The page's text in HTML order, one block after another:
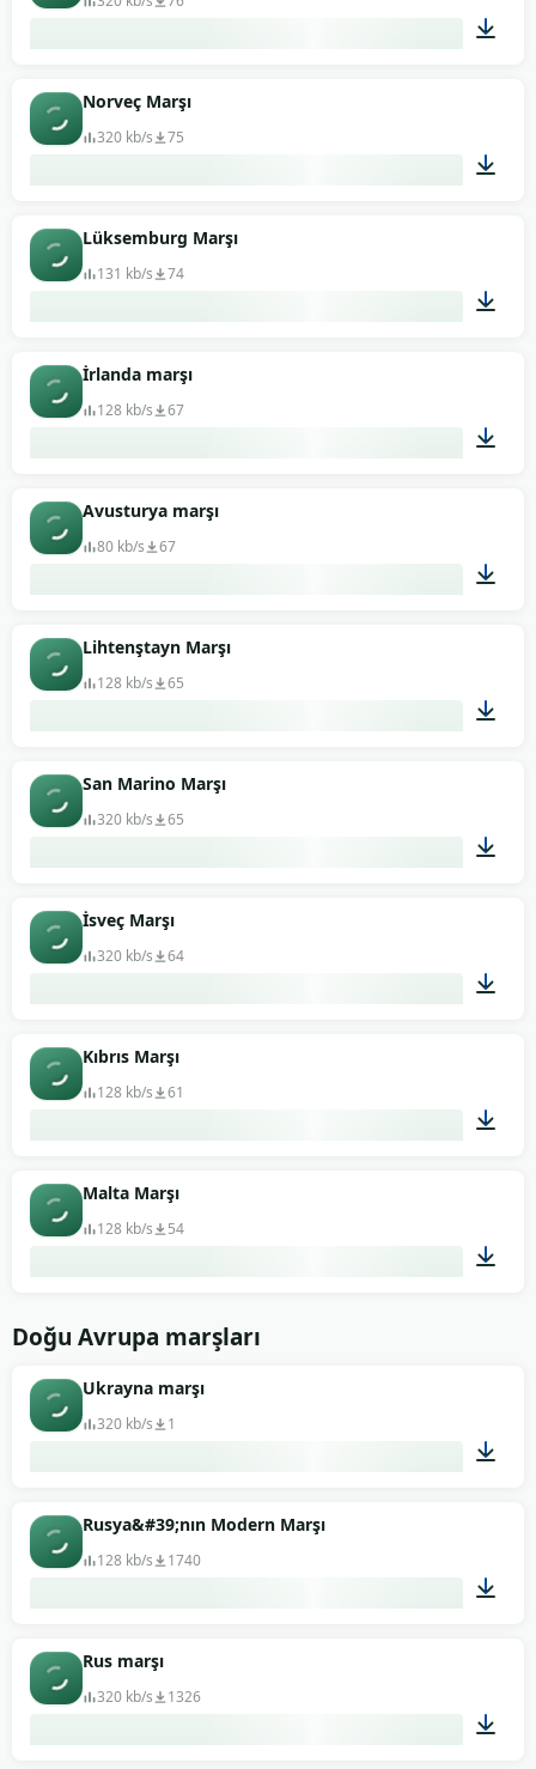
Norveç Marşı
320 kb/s 75
Lüksemburg Marşı
131 kb/s 74
İrlanda marşı
128 kb/s 67
Avusturya marşı
80 kb/s 67
Lihtenştayn Marşı
128 kb/s 65
San Marino Marşı
320 kb/s 65
İsveç Marşı
320 kb/s 64
Kıbrıs Marşı
128 kb/s 61
Malta Marşı
128 kb/s 54
Doğu Avrupa marşları
Ukrayna marşı
320 kb/s 1
Rusya&#39;nın Modern Marşı
128 kb/s 1740
Rus marşı
320 kb/s 1326